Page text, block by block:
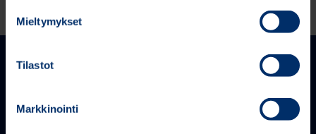
Mieltymykset
Tilastot
Markkinointi